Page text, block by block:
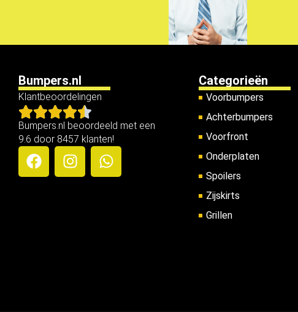
Bumpers.nl
Klantbeoordelingen
Bumpers.nl beoordeeld met een
9.6 door 8457 klanten!
Categorieën
Voorbumpers
Achterbumpers
Voorfront
Onderplaten
Spoilers
Zijskirts
Grillen